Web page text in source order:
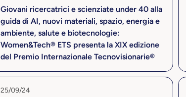
Giovani ricercatrici e scienziate under 40 alla
guida di AI, nuovi materiali, spazio, energia e
ambiente, salute e biotecnologie:
Women&Tech® ETS presenta la XIX edizione
del Premio Internazionale Tecnovisionarie®
25/09/24